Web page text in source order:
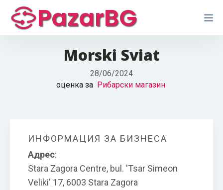
PazarBG
Morski Sviat
28/06/2024
оценка за Рибарски магазин
ИНФОРМАЦИЯ ЗА БИЗНЕСА
Адрес:
Stara Zagora Centre, bul. 'Tsar Simeon
Veliki' 17, 6003 Stara Zagora